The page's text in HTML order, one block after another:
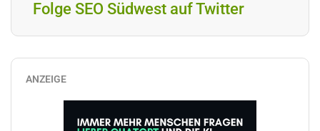
Folge SEO Südwest auf Twitter
ANZEIGE